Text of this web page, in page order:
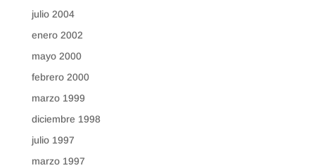
julio 2004
enero 2002
mayo 2000
febrero 2000
marzo 1999
diciembre 1998
julio 1997
marzo 1997